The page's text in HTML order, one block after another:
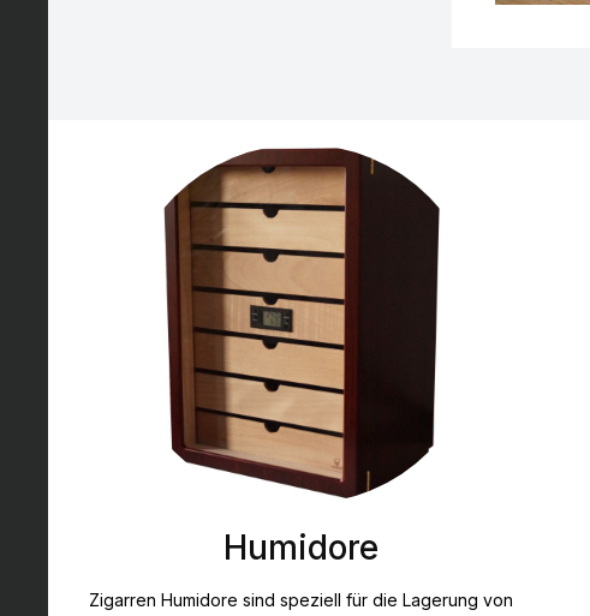
Humidore
Zigarren Humidore sind speziell für die Lagerung von